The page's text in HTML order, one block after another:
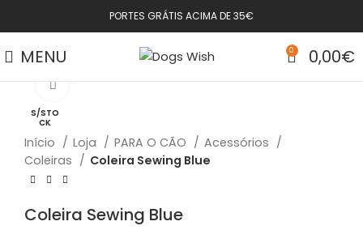
PORTES GRÁTIS ACIMA DE 35€
MENU 0 0,00€
S/STO
CK
Click to enlarge
Início Loja PARA O CÃO
Acessórios
Coleiras
Coleira Sewing Blue
Coleira Sewing Blue